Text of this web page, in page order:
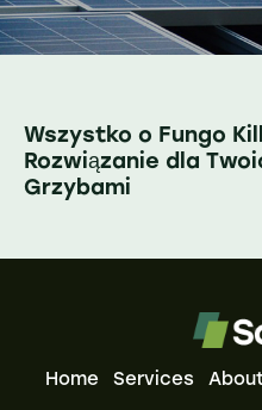
Wszystko o Fungo
Rozwiązanie dla
Grzybami
Home Services